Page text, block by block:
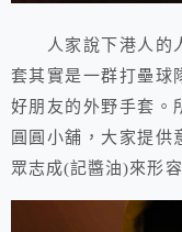
人家說下港人的人
套其實是一群打壘球
好朋友的外野手套。
圓圓小舖，大家提供
眾志成(記醬油)來形